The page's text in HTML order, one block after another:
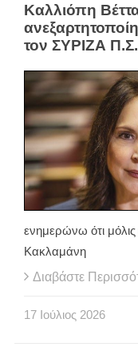
Καλλιόπη
τον ΣΥΡΙΖΑ Π.Σ.
ενημερώνω ότι
Κακλαμάνη
Διαβάστε
17 Ιούλιος 2026